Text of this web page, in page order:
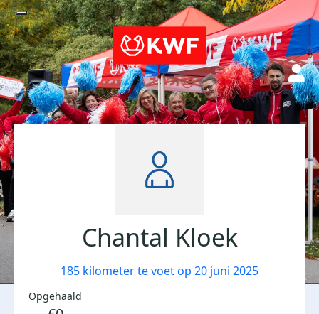
Chantal Kloek
185 kilometer te voet op 20 juni 2025
Opgehaald